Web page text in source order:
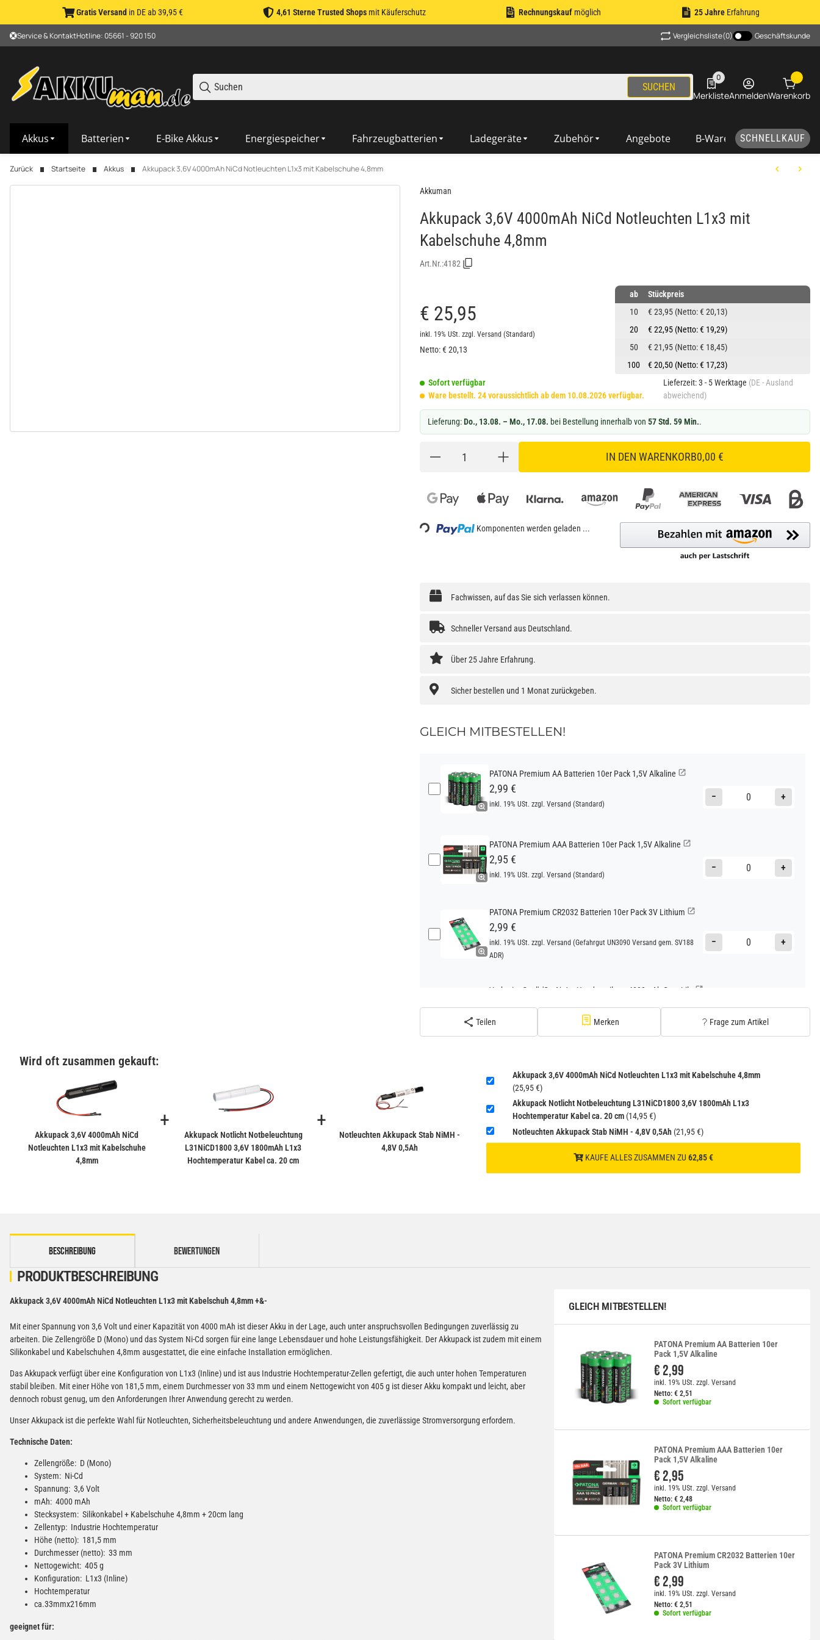
Gratis Versand in DE ab 39,95 € 4,61 Sterne Trusted Shopsmit Käuferschutz Rechnungskauf möglich 25 JahreErfahrung
Service & KontaktHotline: 05661 - 920 150 Vergleichsliste(0) Geschäftskunde
SUCHEN
0
0 Produkte in der Liste
MerklisteAnmeldenWarenkorb
Akkus Batterien E-Bike Akkus Energiespeicher Fahrzeugbatterien Ladegeräte Zubehör Angebote B-Ware SCHNELLKAUF
Zurück Startseite Akkus Akkupack 3,6V 4000mAh NiCd Notleuchten L1x3 mit Kabelschuhe 4,8mm
Akkuman
Akkupack 3,6V 4000mAh NiCd Notleuchten L1x3 mit
Kabelschuhe 4,8mm
Art.Nr.:4182
€ 25,95
inkl. 19% USt. zzgl. Versand (Standard)
Netto:€20,13
ab
Stückpreis
10
€ 23,95 (Netto: € 20,13)
20
€ 22,95 (Netto: € 19,29)
50
€ 21,95 (Netto: € 18,45)
100
€ 20,50 (Netto: € 17,23)
Sofort verfügbar
Ware bestellt. 24 voraussichtlich ab dem 10.08.2026 verfügbar.
Lieferzeit: 3 - 5 Werktage (DE - Ausland
abweichend)
Lieferung:Do., 13.08. – Mo., 17.08. bei Bestellung innerhalb von 57 Std. 59 Min..
IN DEN WARENKORB0,00 €
Loading... Komponenten werden geladen ...
Fachwissen, auf das Sie sich verlassen können.
Schneller Versand aus Deutschland.
Über 25 Jahre Erfahrung.
Sicher bestellen und 1 Monat zurückgeben.
GLEICH MITBESTELLEN!
PATONA Premium AA Batterien 10er Pack 1,5V Alkaline
2,99 €
inkl. 19% USt. zzgl. Versand (Standard)
− +
PATONA Premium AAA Batterien 10er Pack 1,5V Alkaline
2,95 €
inkl. 19% USt. zzgl. Versand (Standard)
− +
PATONA Premium CR2032 Batterien 10er Pack 3V Lithium
2,99 €
inkl. 19% USt. zzgl. Versand (Gefahrgut UN3090 Versand gem. SV188
ADR)
− +
Verbatim Cool'n'Go AirJet Handventilator 4000mAh Grau Lila
22,95 €
inkl. 19% USt. zzgl.
(Gefahrgut UN3480 Versand gem. SV188
Teilen Merken Frage zum Artikel
Wird oft zusammen gekauft:
Akkupack 3,6V 4000mAh NiCd
Notleuchten L1x3 mit Kabelschuhe
4,8mm
+
Akkupack Notlicht Notbeleuchtung
L31NiCD1800 3,6V 1800mAh L1x3
Hochtemperatur Kabel ca. 20 cm
+
Notleuchten Akkupack Stab NiMH -
4,8V 0,5Ah
Akkupack 3,6V 4000mAh NiCd Notleuchten L1x3 mit Kabelschuhe 4,8mm
(25,95 €)
Akkupack Notlicht Notbeleuchtung L31NiCD1800 3,6V 1800mAh L1x3
Hochtemperatur Kabel ca. 20 cm (14,95 €)
Notleuchten Akkupack Stab NiMH - 4,8V 0,5Ah (21,95 €)
KAUFE ALLES ZUSAMMEN ZU62,85 €
BESCHREIBUNG BEWERTUNGEN
PRODUKTBESCHREIBUNG
Akkupack 3,6V 4000mAh NiCd Notleuchten L1x3 mit Kabelschuh 4,8mm +&-
Mit einer Spannung von 3,6 Volt und einer Kapazität von 4000 mAh ist dieser Akku in der Lage, auch unter anspruchsvollen Bedingungen zuverlässig zu
arbeiten. Die Zellengröße D (Mono) und das System Ni-Cd sorgen für eine lange Lebensdauer und hohe Leistungsfähigkeit. Der Akkupack ist zudem mit einem
Silikonkabel und Kabelschuhen 4,8mm ausgestattet, die eine einfache Installation ermöglichen.
Das Akkupack verfügt über eine Konfiguration von L1x3 (Inline) und ist aus Industrie Hochtemperatur-Zellen gefertigt, die auch unter hohen Temperaturen
stabil bleiben. Mit einer Höhe von 181,5 mm, einem Durchmesser von 33 mm und einem Nettogewicht von 405 g ist dieser Akku kompakt und leicht, aber
dennoch robust genug, um den Anforderungen Ihrer Anwendung gerecht zu werden.
Unser Akkupack ist die perfekte Wahl für Notleuchten, Sicherheitsbeleuchtung und andere Anwendungen, die zuverlässige Stromversorgung erfordern.
Technische Daten:
Zellengröße: D (Mono)
System: Ni-Cd
Spannung: 3,6 Volt
mAh: 4000 mAh
Stecksystem: Silikonkabel + Kabelschuhe 4,8mm + 20cm lang
Zellentyp: Industrie Hochtemperatur
Höhe (netto): 181,5 mm
Durchmesser (netto): 33 mm
Nettogewicht: 405 g
Konfiguration: L1x3 (Inline)
Hochtemperatur
ca.33mmx216mm
geeignet für:
GLEICH MITBESTELLEN!
PATONA Premium AA Batterien 10er
Pack 1,5V Alkaline
€ 2,99
inkl. 19% USt. zzgl.Versand
Netto: €2,51
Sofort verfügbar
PATONA Premium AAA Batterien 10er
Pack 1,5V Alkaline
€ 2,95
inkl. 19% USt. zzgl.Versand
Netto: €2,48
Sofort verfügbar
PATONA Premium CR2032 Batterien 10er
Pack 3V Lithium
€ 2,99
inkl. 19% USt. zzgl.Versand
Netto: €2,51
Sofort verfügbar